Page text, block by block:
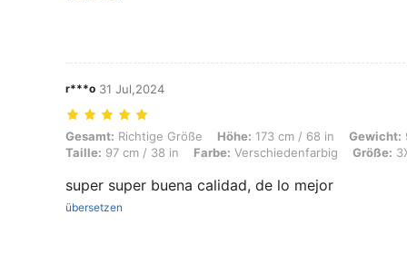
r***o 31 Jul,2024
Gesamt: Richtige Größe, Höhe: 173 cm / 68 in, Gewicht: 90 kg /
Gesamt: Richtige Größe Höhe: 173 cm / 68 in Gewicht:
Taille: 97 cm / 38 in Farbe: Verschiedenfarbig Größe:
super super buena calidad, de lo mejor
übersetzen